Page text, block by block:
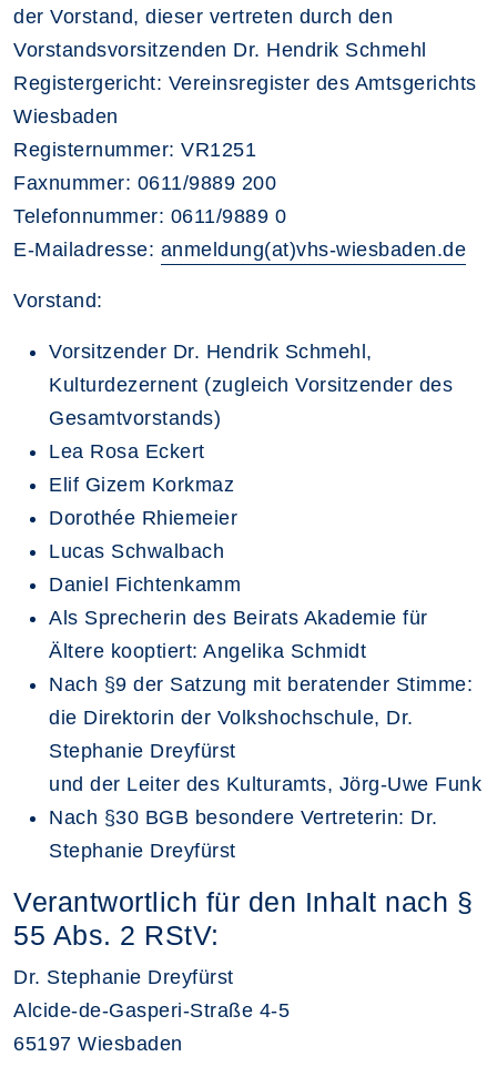
der Vorstand, dieser vertreten durch den
Vorstandsvorsitzenden Dr. Hendrik Schmehl
Registergericht: Vereinsregister des Amtsgerichts
Wiesbaden
Registernummer: VR1251
Faxnummer: 0611/9889 200
Telefonnummer: 0611/9889 0
E-Mailadresse: anmeldung(at)vhs-wiesbaden.de
Vorstand:
Vorsitzender Dr. Hendrik Schmehl,
Kulturdezernent (zugleich Vorsitzender des
Gesamtvorstands)
Lea Rosa Eckert
Elif Gizem Korkmaz
Dorothée Rhiemeier
Lucas Schwalbach
Daniel Fichtenkamm
Als Sprecherin des Beirats Akademie für
Ältere kooptiert: Angelika Schmidt
Nach §9 der Satzung mit beratender Stimme:
die Direktorin der Volkshochschule, Dr.
Stephanie Dreyfürst
und der Leiter des Kulturamts, Jörg-Uwe Funk
Nach §30 BGB besondere Vertreterin: Dr.
Stephanie Dreyfürst
Verantwortlich für den Inhalt nach §
55 Abs. 2 RStV:
Dr. Stephanie Dreyfürst
Alcide-de-Gasperi-Straße 4-5
65197 Wiesbaden